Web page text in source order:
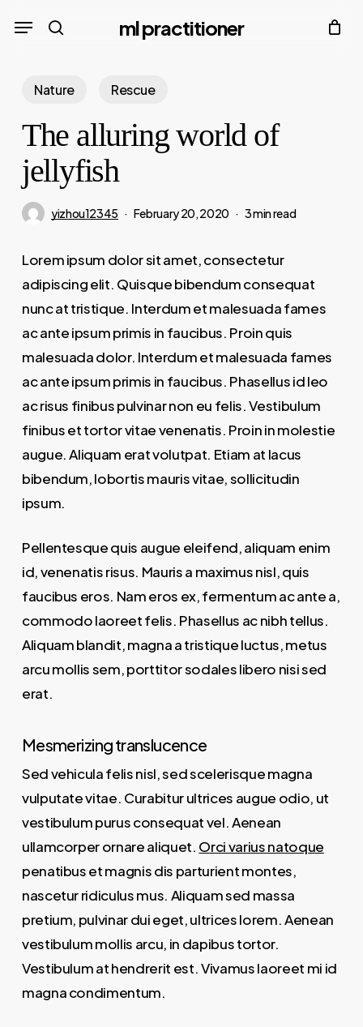
content
ml practitioner
search
Menu
Nature Rescue
The alluring world of
jellyfish
yizhou12345 February 20, 2020 3 min read
Lorem ipsum dolor sit amet, consectetur
adipiscing elit. Quisque bibendum consequat
nunc at tristique. Interdum et malesuada fames
ac ante ipsum primis in faucibus. Proin quis
malesuada dolor. Interdum et malesuada fames
ac ante ipsum primis in faucibus. Phasellus id leo
ac risus finibus pulvinar non eu felis. Vestibulum
finibus et tortor vitae venenatis. Proin in molestie
augue. Aliquam erat volutpat. Etiam at lacus
bibendum, lobortis mauris vitae, sollicitudin
ipsum.
Pellentesque quis augue eleifend, aliquam enim
id, venenatis risus. Mauris a maximus nisl, quis
faucibus eros. Nam eros ex, fermentum ac ante a,
commodo laoreet felis. Phasellus ac nibh tellus.
Aliquam blandit, magna a tristique luctus, metus
arcu mollis sem, porttitor sodales libero nisi sed
erat.
Mesmerizing translucence
Sed vehicula felis nisl, sed scelerisque magna
vulputate vitae. Curabitur ultrices augue odio, ut
vestibulum purus consequat vel. Aenean
ullamcorper ornare aliquet. Orci varius natoque
penatibus et magnis dis parturient montes,
nascetur ridiculus mus. Aliquam sed massa
pretium, pulvinar dui eget, ultrices lorem. Aenean
vestibulum mollis arcu, in dapibus tortor.
Vestibulum at hendrerit est. Vivamus laoreet mi id
magna condimentum.